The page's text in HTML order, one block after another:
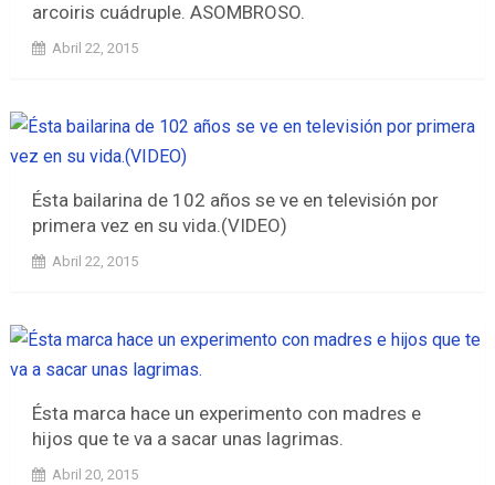
arcoiris cuádruple. ASOMBROSO.
Abril 22, 2015
Ésta bailarina de 102 años se ve en televisión por
primera vez en su vida.(VIDEO)
Abril 22, 2015
Ésta marca hace un experimento con madres e
hijos que te va a sacar unas lagrimas.
Abril 20, 2015